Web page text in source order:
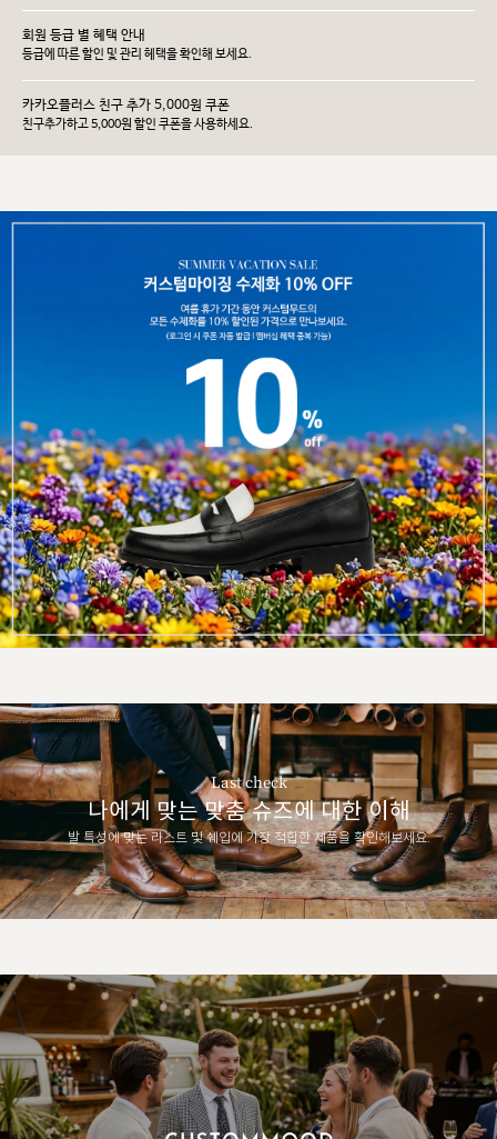
회원 등급 별 혜택 안내
등급에 따른 할인 및 관리 헤택을 확인해 보세요.
카카오플러스 친구 추가 5,000원 쿠폰
친구추가하고 5,000원 할인 쿠폰을 사용하세요.
Last check
나에게 맞는 맞춤 슈즈에 대한 이해
발 특성에 맞는 라스트 및 쉐입에 가장 적합한 제품을 확인해보세요.